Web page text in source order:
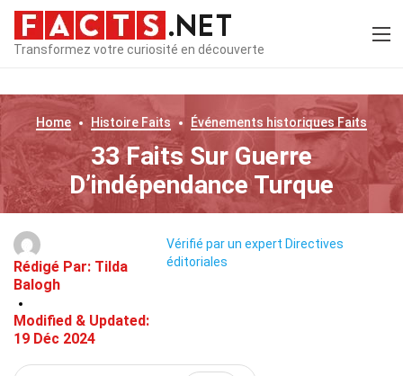
Transformez votre curiosité en découverte
Home Histoire Faits Événements historiques Faits
33 Faits Sur Guerre
D’indépendance Turque
Rédigé Par: Tilda
Balogh
Modified & Updated:
19 Déc 2024
Vérifié par un expert Directives
éditoriales